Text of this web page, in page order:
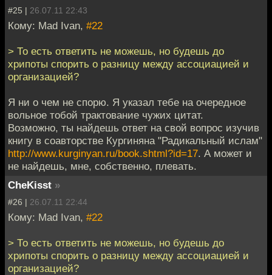
#25 | 26.07.11 22:43
Кому: Mad Ivan, #22
> То есть ответить не можешь, но будешь до
хрипоты спорить о разницу между ассоциацией и
организацией?
Я ни о чем не спорю. Я указал тебе на очередное
вольное тобой трактование чужих цитат.
Возможно, ты найдешь ответ на свой вопрос изучив
книгу в соавторстве Кургиняна "Радикальный ислам"
http://www.kurginyan.ru/book.shtml?id=17. А может и
не найдешь, мне, собственно, плевать.
CheKisst »
#26 | 26.07.11 22:44
Кому: Mad Ivan, #22
> То есть ответить не можешь, но будешь до
хрипоты спорить о разницу между ассоциацией и
организацией?